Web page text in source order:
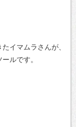
イマムラさんが、
ルです。